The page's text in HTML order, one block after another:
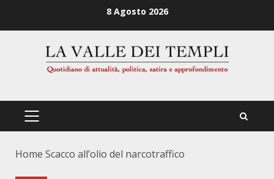
8 Agosto 2026
PRIMÄRES
Home Scacco all’olio del narcotraffico